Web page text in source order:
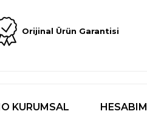
Orijinal Ürün Garantisi
KURUMSAL HESABIM